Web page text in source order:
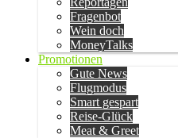
Fragenbot
Wein doch
MoneyTalks
Promotionen
Gute News
Flugmodus
Smart gespart
Reise-Glück
Meat & Greet